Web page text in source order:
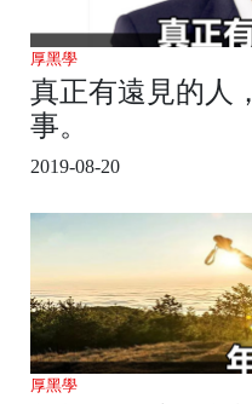
厚黑學
真正有遠見的人
事。
2019-08-20
厚黑學